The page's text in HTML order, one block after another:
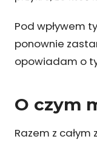
Pod wpływem
ponownie
opowiadam o
O czym
Razem z